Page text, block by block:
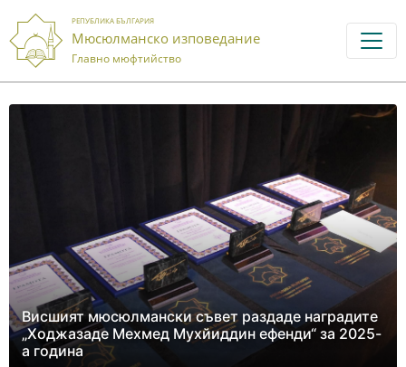
РЕПУБЛИКА БЪЛГАРИЯ
Мюсюлманско изповедание
Главно мюфтийство
Висшият мюсюлмански съвет раздаде наградите
„Ходжазаде Мехмед Мухйиддин ефенди“ за 2025-
а година